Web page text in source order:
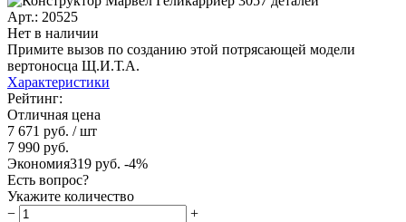
Арт.: 20525
Нет в наличии
Примите вызов по созданию этой потрясающей модели
вертоносца Щ.И.Т.А.
Характеристики
Рейтинг:
Отличная цена
7 671 руб. / шт
7 990 руб.
Экономия319 руб. -4%
Есть вопрос?
Укажите количество
−
+